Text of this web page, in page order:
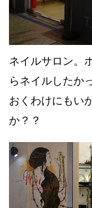
ネイルサロン。
らネイルしたか
おくわけにもい
か？？